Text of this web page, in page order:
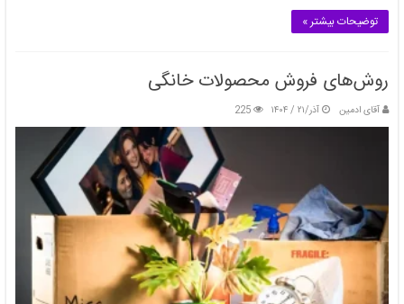
توضیحات بیشتر »
روش‌های فروش محصولات خانگی
آقای ادمین آذر/۲۱ / ۱۴۰۴ 225